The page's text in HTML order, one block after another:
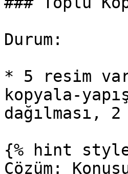
Durum:
* 5 resim
kopyala-
dağılması,
{% hint
Çözüm: